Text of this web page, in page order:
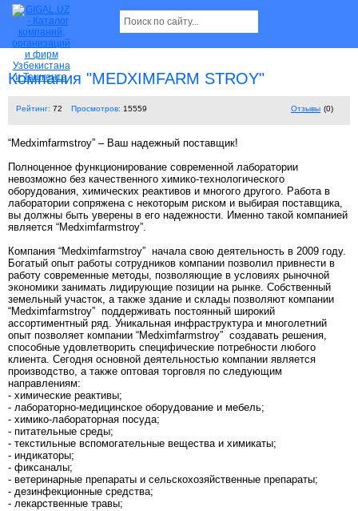
Компания "MEDXIMFARM STROY"
Рейтинг: 72 Просмотров: 15559 Отзывы (0)
“Medximfarmstroy” – Ваш надежный поставщик!
Полноценное функционирование современной лаборатории
невозможно без качественного химико-технологического
оборудования, химических реактивов и многого другого. Работа в
лаборатории сопряжена с некоторым риском и выбирая поставщика,
вы должны быть уверены в его надежности. Именно такой компанией
является “Medximfarmstroy”.
Компания “Medximfarmstroy” начала свою деятельность в 2009 году.
Богатый опыт работы сотрудников компании позволил привнести в
работу современные методы, позволяющие в условиях рыночной
экономики занимать лидирующие позиции на рынке. Собственный
земельный участок, а также здание и склады позволяют компании
“Medximfarmstroy” поддерживать постоянный широкий
ассортиментный ряд. Уникальная инфраструктура и многолетний
опыт позволяет компании “Medximfarmstroy” создавать решения,
способные удовлетворить специфические потребности любого
клиента. Сегодня основной деятельностью компании является
производство, а также оптовая торговля по следующим
направлениям:
- химические реактивы;
- лабораторно-медицинское оборудование и мебель;
- химико-лабораторная посуда;
- питательные среды;
- текстильные вспомогательные вещества и химикаты;
- индикаторы;
- фиксаналы;
- ветеринарные препараты и сельскохозяйственные препараты;
- дезинфекционные средства;
- лекарственные травы;